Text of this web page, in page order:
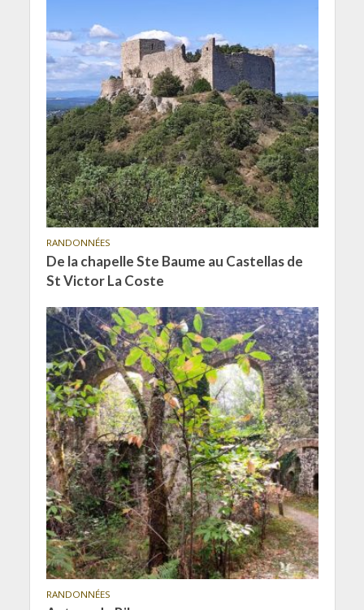
RANDONNÉES
De la chapelle Ste Baume au Castellas de
St Victor La Coste
RANDONNÉES